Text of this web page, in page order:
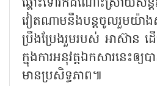
វៀតណាមនឹងបន្តចូលរួមយ៉ាង
ប្រឹងប្រែងរួមរបស់ អាស៊ាន ដើ
ក្នុងការអនុវត្តឯកសារនេ
មានប្រសិទ្ធភាព៕